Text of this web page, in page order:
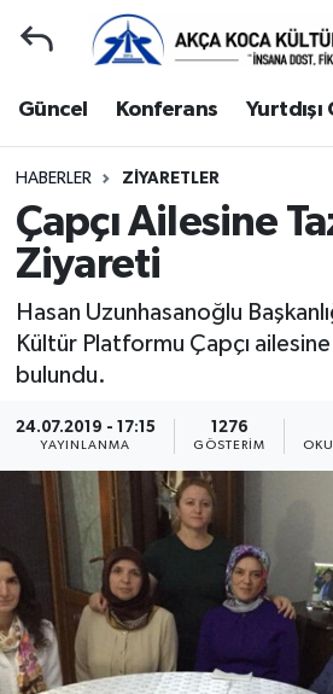
Güncel Konferans Yurtdışı
HABERLER ZIYARETLER
Çapçı Ailesine
Ziyareti
Hasan Uzunhasanoğlu
Kültür Platformu Çapçı
bulundu.
24.07.2019 - 17:15
YAYINLANMA
1276
GÖSTERIM
Gençlerle Başbaşa
Güncel
Konferans
Yurtdışı Gezi
Hakkımızda
Yönetim Kurulu
Yüksek İstişare Kurulu
Kocaeli Hava Durumu
Kocaeli Namaz Vakitleri
Kocaeli Trafik Yoğunluk
Süper Lig Puan Durumu ve
Son Dakika Haberleri
Haber Arşivi